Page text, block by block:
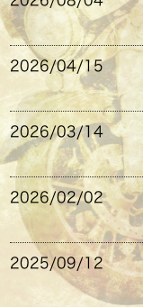
2026/04/15
2026/03/14
2026/02/02
2025/09/12